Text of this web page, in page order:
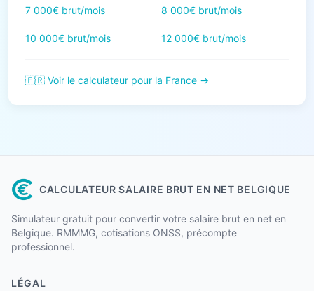
7 000€ brut/mois 8 000€ brut/mois
10 000€ brut/mois 12 000€ brut/mois
🇫🇷 Voir le calculateur pour la France →
CALCULATEUR SALAIRE BRUT EN NET BELGIQUE
Simulateur gratuit pour convertir votre salaire brut en net en
Belgique. RMMMG, cotisations ONSS, précompte
professionnel.
LÉGAL